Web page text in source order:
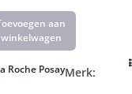
aan
winkelwagen
Merk:
Roche Posay